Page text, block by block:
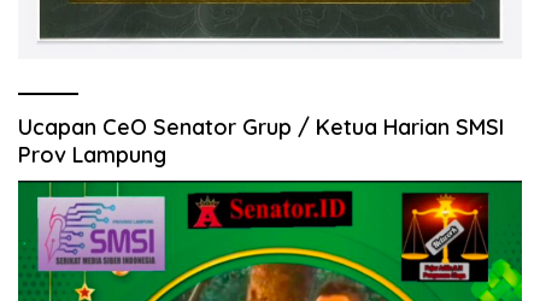
Ucapan CeO Senator Grup / Ketua Harian SMSI
Prov Lampung